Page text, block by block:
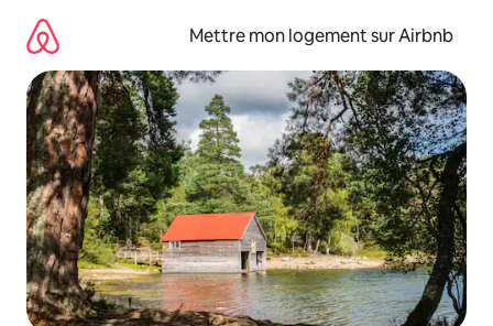
directement
contenu
Mettre mon logement sur Airbnb